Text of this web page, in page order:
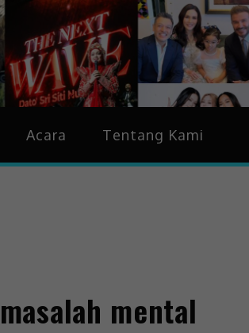
Acara Tentang Kami
mental